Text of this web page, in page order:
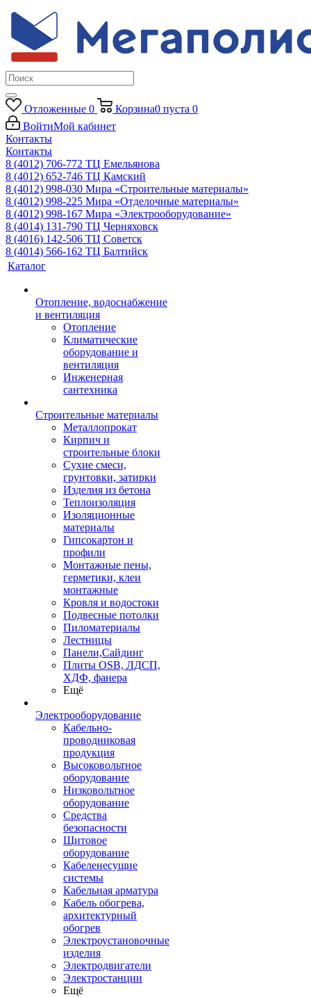
Отложенные 0 Корзина0 пуста 0
ВойтиМой кабинет
Контакты
Контакты
8 (4012) 706-772 ТЦ Емельянова
8 (4012) 652-746 ТЦ Камский
8 (4012) 998-030 Мира «Строительные материалы»
8 (4012) 998-225 Мира «Отделочные материалы»
8 (4012) 998-167 Мира «Электрооборудование»
8 (4014) 131-790 ТЦ Черняховск
8 (4016) 142-506 ТЦ Советск
8 (4014) 566-162 ТЦ Балтийск
Каталог
Отопление, водоснабжение
и вентиляция
Отопление
Климатические
оборудование и
вентиляция
Инженерная
сантехника
Строительные материалы
Металлопрокат
Кирпич и
строительные блоки
Сухие смеси,
грунтовки, затирки
Изделия из бетона
Теплоизоляция
Изоляционные
материалы
Гипсокартон и
профили
Монтажные пены,
герметики, клеи
монтажные
Кровля и водостоки
Подвесные потолки
Пиломатериалы
Лестницы
Панели,Сайдинг
Плиты OSB, ЛДСП,
ХДФ, фанера
Ещё
Электрооборудование
Кабельно-
проводниковая
продукция
Высоковольтное
оборудование
Низковольтное
оборудование
Средства
безопасности
Щитовое
оборудование
Кабеленесущие
системы
Кабельная арматура
Кабель обогрева,
архитектурный
обогрев
Электроустановочные
изделия
Электродвигатели
Электростанции
Ещё